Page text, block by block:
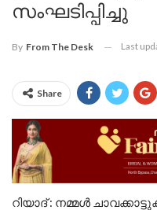
സംഘടിപ്പിച്ചു
By From The Desk Last
Share
റിയാദ് : നമ്മൾ